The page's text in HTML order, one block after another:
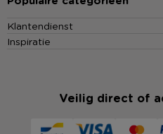
Klantendienst
Inspiratie
Veilig direct of